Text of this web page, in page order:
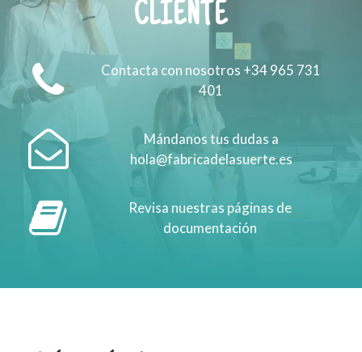
CLIENTE
Contacta con nosotros +34 965 731
401
Mándanos tus dudas a
hola@fabricadelasuerte.es
Revisa nuestras páginas de
documentación